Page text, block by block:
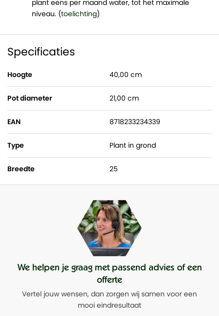
plant eens per maand water, tot het maximale
niveau. (toelichting)
Specificaties
Hoogte 40,00 cm
Pot diameter 21,00 cm
EAN 8718233234339
Type Plant in grond
Breedte 25
We helpen je graag met passend advies of een
offerte
Vertel jouw wensen, dan zorgen wij samen voor een
mooi eindresultaat